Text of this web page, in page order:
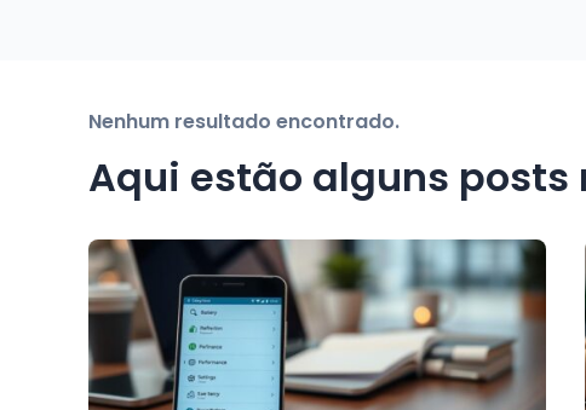
Nenhum resultado encontrado.
Aqui estão alguns